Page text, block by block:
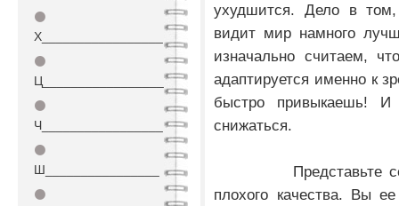
⚫
Х_________________
⚫
Ц_________________
⚫
Ч_________________
⚫
Ш________________
⚫
ухудшится. Дело в том,
видит мир намного
изначально считаем,
адаптируется именно к
быстро привыкаешь! И
снижаться.
Представьте себе,
плохого качества. Вы